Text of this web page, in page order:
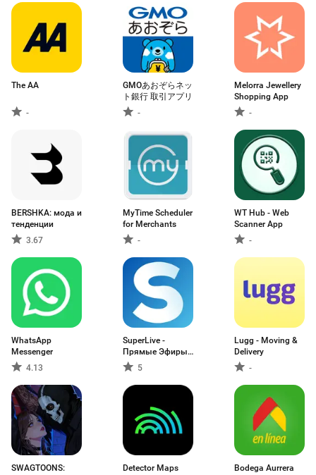
The AA
-
GMOあおぞらネッ
ト銀行 取引アプリ
-
Melorra Jewellery
Shopping App
-
BERSHKA: мода и
тенденции
3.67
MyTime Scheduler
for Merchants
-
WT Hub - Web
Scanner App
-
WhatsApp
Messenger
4.13
SuperLive -
Прямые Эфиры
& Чат5
Lugg - Moving &
Delivery
-
SWAGTOONS:
Detector Maps
Bodega Aurrera